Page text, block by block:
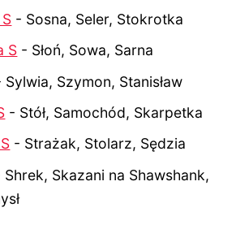
- Sosna, Seler, Stokrotka
S - Słoń, Sowa, Sarna
Sylwia, Szymon, Stanisław
- Stół, Samochód, Skarpetka
- Strażak, Stolarz, Sędzia
Shrek, Skazani na Shawshank,